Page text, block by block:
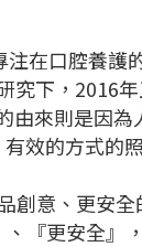
在口腔養護
下，2016
來則是因
效的方式的
意、更安
『更安全』